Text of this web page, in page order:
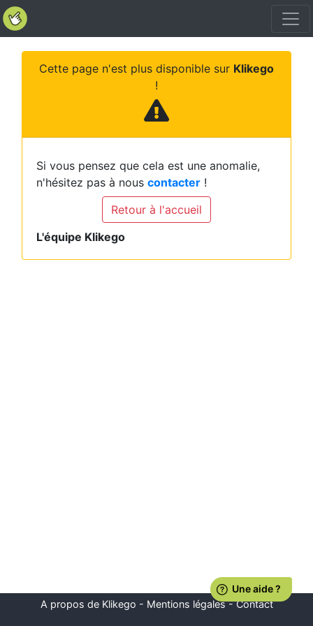
Cette page n'est plus disponible sur Klikego
!
Si vous pensez que cela est une anomalie,
n'hésitez pas à nous contacter !
Retour à l'accueil
L'équipe Klikego
A propos de Klikego - Mentions légales-Contact